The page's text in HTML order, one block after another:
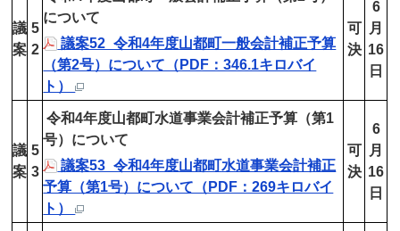
議
案
5
2
について
議案52_令和4年度山都町一般会計補正予算
（第2号）について（PDF：346.1キロバイ
ト）
可
決
6
月
16
日
議
案
5
3
令和4年度山都町水道事業会計補正予算（第1
号）について
議案53_令和4年度山都町水道事業会計補正
予算（第1号）について（PDF：269キロバイ
ト）
可
決
6
月
16
日